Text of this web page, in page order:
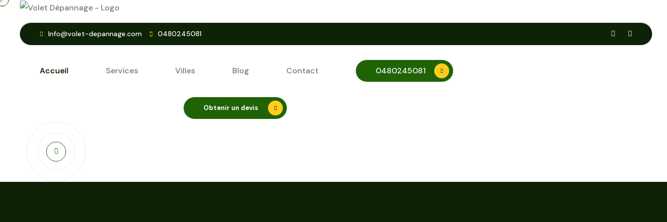
Info@volet-depannage.com 0480245081
Accueil Services Villes Blog Contact 0480245081
Obtenir un devis